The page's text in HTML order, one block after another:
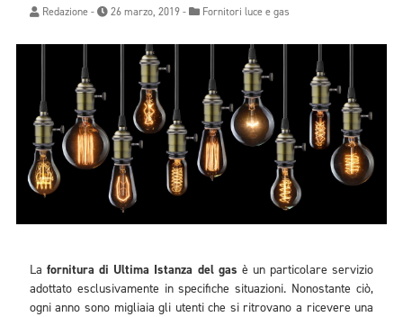
Redazione- 26 marzo, 2019 - Fornitori luce e gas
Lafornitura di Ultima Istanza del gas è un particolare servizio
adottato esclusivamente in specifiche situazioni. Nonostante ciò,
ogni anno sono migliaia gli utenti che si ritrovano a ricevere una